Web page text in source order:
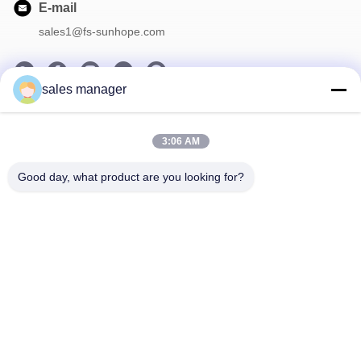
E-mail
sales1@fs-sunhope.com
Notre Newsletter
Abonnez-vous à notre newsletter pour des réductions et plus
sales manager
3:06 AM
Good day, what product are you looking for?